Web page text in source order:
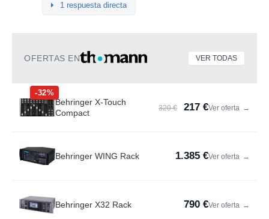
1 respuesta directa
OFERTAS EN VER TODAS
-32%
Behringer X-Touch
Compact
320 € 217 €Ver oferta →
Behringer WING Rack 1.385 €Ver oferta →
Behringer X32 Rack 790 €Ver oferta →